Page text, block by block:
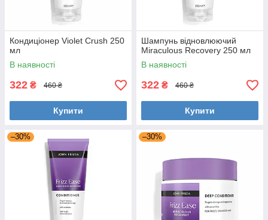
Кондиціонер Violet Crush 250
мл
В наявності
322 ₴ 460 ₴
Купити
Шампунь відновлюючий
Miraculous Recovery 250 мл
В наявності
322 ₴ 460 ₴
Купити
–30% –30%